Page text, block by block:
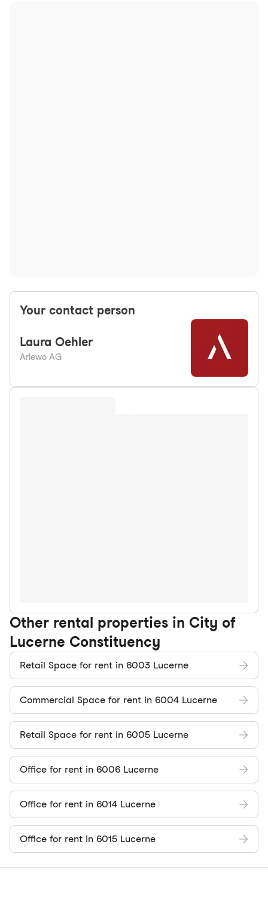
Your contact person
Laura Oehler
Arlewo AG
Other rental properties in City of
Lucerne Constituency
Retail Space for rent in 6003 Lucerne
Commercial Space for rent in 6004 Lucerne
Retail Space for rent in 6005 Lucerne
Office for rent in 6006 Lucerne
Office for rent in 6014 Lucerne
Office for rent in 6015 Lucerne